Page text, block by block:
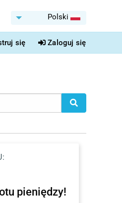
Polski
się Zaloguj się
pieniędzy!